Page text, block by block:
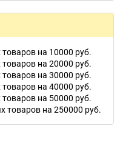
на 10000 руб.
на 20000 руб.
на 30000 руб.
на 40000 руб.
на 50000 руб.
товаров на 250000 руб.